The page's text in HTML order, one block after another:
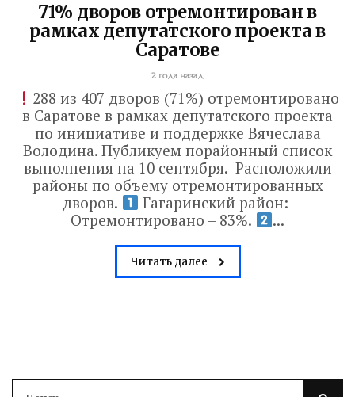
71% дворов отремонтирован в
рамках депутатского проекта в
Саратове
2 года назад
288 из 407 дворов (71%) отремонтировано
в Саратове в рамках депутатского проекта
по инициативе и поддержке Вячеслава
Володина. Публикуем порайонный список
выполнения на 10 сентября. Расположили
районы по объему отремонтированных
дворов.
Гагаринский район:
Отремонтировано – 83%.
...
Читать далее